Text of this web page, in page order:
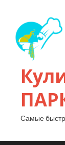
Самые